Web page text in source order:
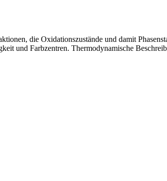
die Oxidationszustände und damit
und Farbzentren. Thermodynamische